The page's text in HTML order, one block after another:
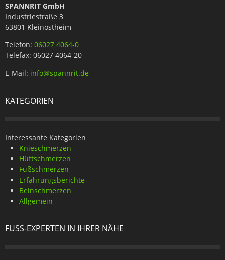
SPANNRIT GmbH
Industriestraße 3
63801 Kleinostheim
Telefon: 06027 4064-0
Telefax: 06027 4064-20
E-Mail: info@spannrit.de
KATEGORIEN
Interessante Kategorien
Knieschmerzen
Hüftschmerzen
Fußschmerzen
Erfahrungsberichte
Beinschmerzen
Allgemein
FUSS-EXPERTEN IN IHRER NÄHE